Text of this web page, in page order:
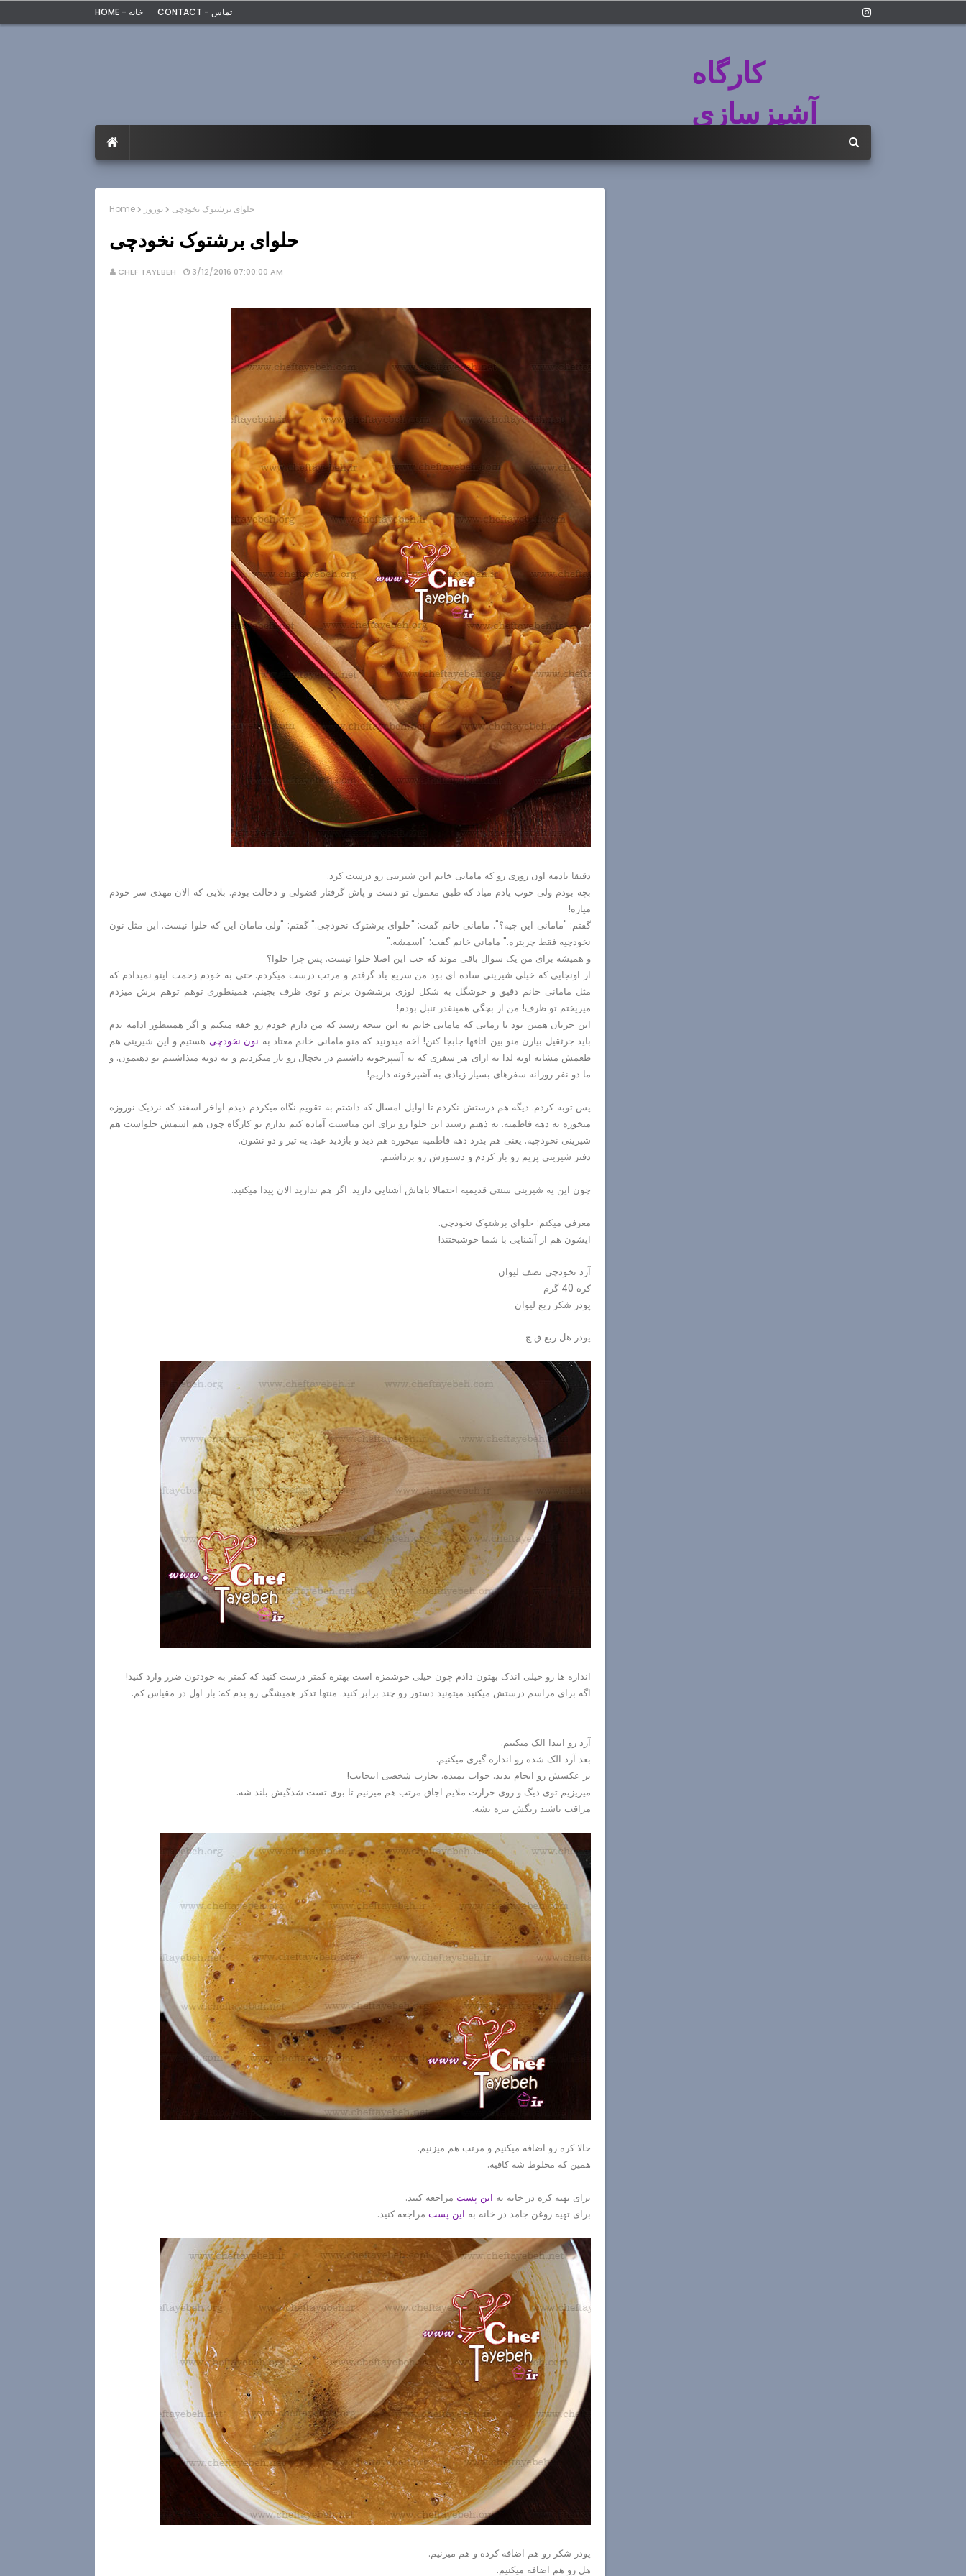
HOME - خانه CONTACT - تماس
کارگاه
آشپزسازی
Home نوروز حلوای برشتوک نخودچی
حلوای برشتوک نخودچی
CHEF TAYEBEH 3/12/2016 07:00:00 AM
دقیقا یادمه اون روزی رو که مامانی خانم این شیرینی رو درست کرد.
بچه بودم ولی خوب یادم میاد که طبق معمول تو دست و پاش گرفتار فضولی و دخالت بودم. بلایی که الان مهدی سر خودم
میاره!
گفتم: "مامانی این چیه؟". مامانی خانم گفت: "حلوای برشتوک نخودچی." گفتم: "ولی مامان این که حلوا نیست. این مثل نون
نخودچیه فقط چربتره." مامانی خانم گفت: "اسمشه."
و همیشه برای من یک سوال باقی موند که خب این اصلا حلوا نیست. پس چرا حلوا؟
از اونجایی که خیلی شیرینی ساده ای بود من سریع یاد گرفتم و مرتب درست میکردم. حتی به خودم زحمت اینو نمیدادم که
مثل مامانی خانم دقیق و خوشگل به شکل لوزی برششون بزنم و توی ظرف بچینم. همینطوری توهم توهم برش میزدم
میریختم تو ظرف! من از بچگی همینقدر تنبل بودم!
این جریان همین بود تا زمانی که مامانی خانم به این نتیجه رسید که من دارم خودم رو خفه میکنم و اگر همینطور ادامه بدم
باید جرثقیل بیارن منو بین اتاقها جابجا کنن! آخه میدونید که منو مامانی خانم معتاد به نون نخودچی هستیم و این شیرینی هم
طعمش مشابه اونه لذا به ازای هر سفری که به آشپزخونه داشتیم در یخچال رو باز میکردیم و یه دونه میذاشتیم تو دهنمون. و
ما دو نفر روزانه سفرهای بسیار زیادی به آشپزخونه داریم!
پس توبه کردم. دیگه هم درستش نکردم تا اوایل امسال که داشتم به تقویم نگاه میکردم دیدم اواخر اسفند که نزدیک نوروزه
میخوره به دهه فاطمیه. به ذهنم رسید این حلوا رو برای این مناسبت آماده کنم بذارم تو کارگاه چون هم اسمش حلواست هم
شیرینی نخودچیه. یعنی هم بدرد دهه فاطمیه میخوره هم دید و بازدید عید. یه تیر و دو نشون.
دفتر شیرینی پزیم رو باز کردم و دستورش رو برداشتم.
چون این یه شیرینی سنتی قدیمیه احتمالا باهاش آشنایی دارید. اگر هم ندارید الان پیدا میکنید.
معرفی میکنم: حلوای برشتوک نخودچی.
ایشون هم از آشنایی با شما خوشبختند!
آرد نخودچی نصف لیوان
کره 40 گرم
پودر شکر ربع لیوان
پودر هل ربع ق چ
اندازه ها رو خیلی اندک بهتون دادم چون خیلی خوشمزه است بهتره کمتر درست کنید که کمتر به خودتون ضرر وارد کنید!
اگه برای مراسم درستش میکنید میتونید دستور رو چند برابر کنید. منتها تذکر همیشگی رو بدم که: بار اول در مقیاس کم.
آرد رو ابتدا الک میکنیم.
بعد آرد الک شده رو اندازه گیری میکنیم.
بر عکسش رو انجام ندید. جواب نمیده. تجارب شخصی اینجانب!
میریزیم توی دیگ و روی حرارت ملایم اجاق مرتب هم میزنیم تا بوی تست شدگیش بلند شه.
مراقب باشید رنگش تیره نشه.
حالا کره رو اضافه میکنیم و مرتب هم میزنیم.
همین که مخلوط شه کافیه.
برای تهیه کره در خانه به این پست مراجعه کنید.
برای تهیه روغن جامد در خانه به این پست مراجعه کنید.
پودر شکر رو هم اضافه کرده و هم میزنیم.
هل رو هم اضافه میکنیم.